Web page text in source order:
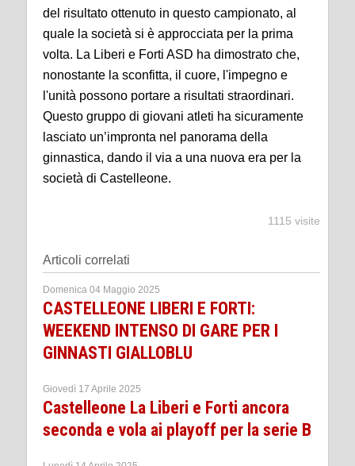
del risultato ottenuto in questo campionato, al
quale la società si è approcciata per la prima
volta. La Liberi e Forti ASD ha dimostrato che,
nonostante la sconfitta, il cuore, l'impegno e
l'unità possono portare a risultati straordinari.
Questo gruppo di giovani atleti ha sicuramente
lasciato un’impronta nel panorama della
ginnastica, dando il via a una nuova era per la
società di Castelleone.
1115 visite
Articoli correlati
Domenica 04 Maggio 2025
CASTELLEONE LIBERI E FORTI:
WEEKEND INTENSO DI GARE PER I
GINNASTI GIALLOBLU
Giovedì 17 Aprile 2025
Castelleone La Liberi e Forti ancora
seconda e vola ai playoff per la serie B